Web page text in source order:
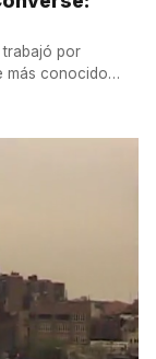
trabajó por
más conocido